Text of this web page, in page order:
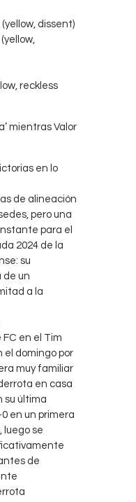
dissent)
reckless
mientras Valor
en lo
de alineación
pero una
para el
2024 de la
su
de un
a la
FC en el Tim
el domingo por
muy familiar
en casa
su última
en un primera
luego se
de